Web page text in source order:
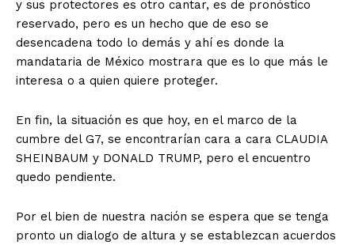
y sus protectores es otro cantar, es de pronóstico
reservado, pero es un hecho que de eso se
desencadena todo lo demás y ahí es donde la
mandataria de México mostrara que es lo que más le
interesa o a quien quiere proteger.
En fin, la situación es que hoy, en el marco de la
cumbre del G7, se encontrarían cara a cara CLAUDIA
SHEINBAUM y DONALD TRUMP, pero el encuentro
quedo pendiente.
Por el bien de nuestra nación se espera que se tenga
pronto un dialogo de altura y se establezcan acuerdos